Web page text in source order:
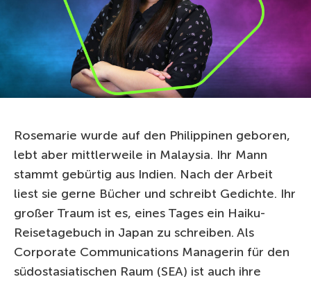
Rosemarie wurde auf den Philippinen geboren,
lebt aber mittlerweile in Malaysia. Ihr Mann
stammt gebürtig aus Indien. Nach der Arbeit
liest sie gerne Bücher und schreibt Gedichte. Ihr
großer Traum ist es, eines Tages ein Haiku-
Reisetagebuch in Japan zu schreiben. Als
Corporate Communications Managerin für den
südostasiatischen Raum (SEA) ist auch ihre